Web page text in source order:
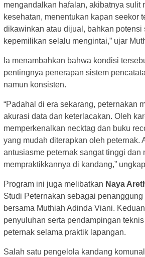
mengandalkan hafalan, akibatnya sulit
kesehatan, menentukan kapan seekor
dikawinkan atau dijual, bahkan potensi
kepemilikan selalu mengintai,” ujar
Ia menambahkan bahwa kondisi
pentingnya penerapan sistem
namun konsisten.
“Padahal di era sekarang, peternakan
akurasi data dan keterlacakan. Oleh
memperkenalkan necktag dan buku
yang mudah diterapkan oleh peternak.
antusiasme peternak sangat tinggi dan
mempraktikkannya di kandang,”
Program ini juga melibatkan Naya
Studi Peternakan sebagai
bersama Muthiah Adinda Viani.
penyuluhan serta pendampingan
peternak selama praktik lapangan.
Salah satu pengelola kandang